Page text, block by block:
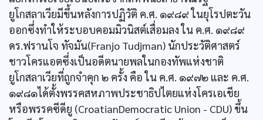
ยูโกสลาเวียมีขึ้นหลังการปฏิวัติ ค.ศ. ๑๙๘๙ ในยุโรปตะวัน
ออกซึ่งทำให้ระบอบคอมมิวนิสต์เสื่อมลง ใน ค.ศ. ๑๙๘๙
ดร.ฟรานโจ ทัจมัน(Franjo Tudjman) นักประวัติศาสตร์
ชาวโครแอตซึ่งเป็นอดีตนายพลในกองทัพแห่งชาติ
ยูโกสลาเวียที่ถูกจำคุก ๒ ครั้ง คือ ใน ค.ศ. ๑๙๗๒ และ ค.ศ.
๑๙๘๑ได้ตั้งพรรคสหภาพประชาธิปไตยแห่งโครเอเชีย
หรือพรรคซีดียู (CroatianDemocratic Union - CDU) ขึ้น